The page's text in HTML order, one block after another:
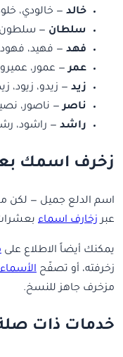
خالد — خالودي،
سلطان —
فهد — فهيد،
عمر— عمور،
زيد — زيدو، زيود،
ناصر— ناصور،
راشد — راشود،
زخرف اسمك
اسم الدلع جميل — لكن
عبرزخارف اسماء بعشرات
يمكنك أيضاً الاطلاع على
زخرفته، أو تصفّح
مزخرف جاهز للنسخ.
خدمات ذات